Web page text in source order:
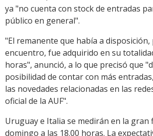
ya "no cuenta con stock de entradas
público en general".
"El remanente que había a disposición,
encuentro, fue adquirido en su
horas", anunció, a lo que precisó que
posibilidad de contar con más
las novedades relacionadas en las
oficial de la AUF".
Uruguay e Italia se medirán en la gran
domingo a las 18.00 horas. La